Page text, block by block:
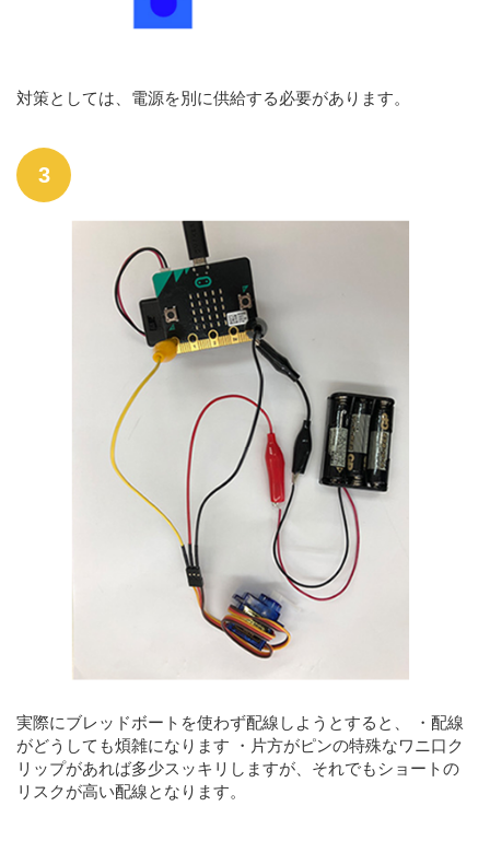
対策としては、電源を別に供給する必要があります。
3
実際にブレッドボートを使わず配線しようとすると、 ・配線
がどうしても煩雑になります ・片方がピンの特殊なワニ口ク
リップがあれば多少スッキリしますが、それでもショートの
リスクが高い配線となります。